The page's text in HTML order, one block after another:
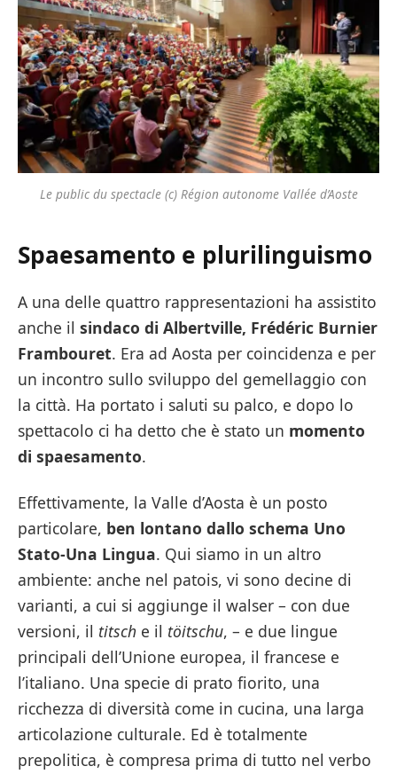
Le public du spectacle (c) Région autonome Vallée d’Aoste
Spaesamento e plurilinguismo
A una delle quattro rappresentazioni ha assistito
anche il sindaco di Albertville, Frédéric Burnier
Frambouret. Era ad Aosta per coincidenza e per
un incontro sullo sviluppo del gemellaggio con
la città. Ha portato i saluti su palco, e dopo lo
spettacolo ci ha detto che è stato un momento
di spaesamento.
Effettivamente, la Valle d’Aosta è un posto
particolare, ben lontano dallo schema Uno
Stato-Una Lingua. Qui siamo in un altro
ambiente: anche nel patois, vi sono decine di
varianti, a cui si aggiunge il walser – con due
versioni, il titsch e il töitschu, – e due lingue
principali dell’Unione europea, il francese e
l’italiano. Una specie di prato fiorito, una
ricchezza di diversità come in cucina, una larga
articolazione culturale. Ed è totalmente
prepolitica, è compresa prima di tutto nel verbo